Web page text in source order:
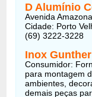
D Alumínio
Avenida
Cidade: Porto
(69) 3222-3228
Inox
Consumidor:
para montagem
ambientes,
demais peças